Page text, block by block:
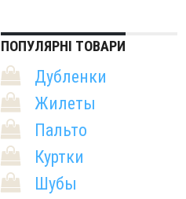
ПОПУЛЯРНІ ТОВАРИ
Дубленки
Жилеты
Пальто
Куртки
Шубы